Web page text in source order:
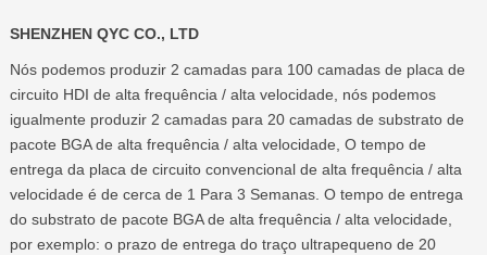
SHENZHEN QYC CO., LTD
Nós podemos produzir 2 camadas para 100 camadas de placa de
circuito HDI de alta frequência / alta velocidade, nós podemos
igualmente produzir 2 camadas para 20 camadas de substrato de
pacote BGA de alta frequência / alta velocidade, O tempo de
entrega da placa de circuito convencional de alta frequência / alta
velocidade é de cerca de 1 Para 3 Semanas. O tempo de entrega
do substrato de pacote BGA de alta frequência / alta velocidade,
por exemplo: o prazo de entrega do traço ultrapequeno de 20